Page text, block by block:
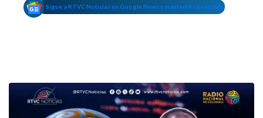
Sigue a RTVC Noticias en Google News y mantente conectado